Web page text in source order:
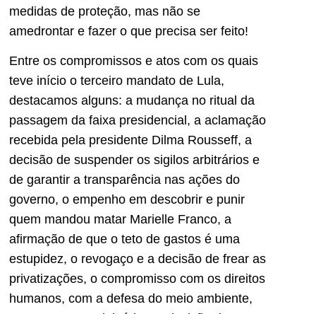
medidas de proteção, mas não se
amedrontar e fazer o que precisa ser feito!
Entre os compromissos e atos com os quais
teve início o terceiro mandato de Lula,
destacamos alguns: a mudança no ritual da
passagem da faixa presidencial, a aclamação
recebida pela presidente Dilma Rousseff, a
decisão de suspender os sigilos arbitrários e
de garantir a transparência nas ações do
governo, o empenho em descobrir e punir
quem mandou matar Marielle Franco, a
afirmação de que o teto de gastos é uma
estupidez, o revogaço e a decisão de frear as
privatizações, o compromisso com os direitos
humanos, com a defesa do meio ambiente,